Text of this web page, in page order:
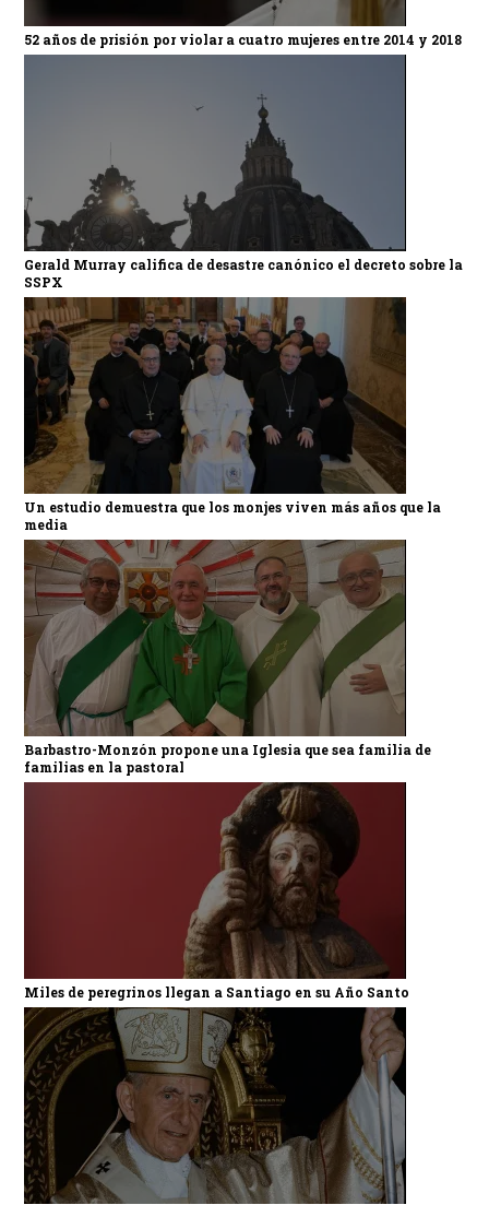
52 años de prisión por violar a cuatro mujeres entre 2014 y 2018
Gerald Murray califica de desastre canónico el decreto sobre la
SSPX
Un estudio demuestra que los monjes viven más años que la
media
Barbastro-Monzón propone una Iglesia que sea familia de
familias en la pastoral
Miles de peregrinos llegan a Santiago en su Año Santo